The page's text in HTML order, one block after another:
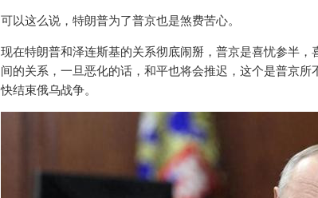
可以这么说，特朗普为了普京也是煞费苦心。
现在特朗普和泽连斯基的关系彻底闹掰，普京是喜忧参半
间的关系，一旦恶化的话，和平也将会推迟，这个是普京
快结束俄乌战争。